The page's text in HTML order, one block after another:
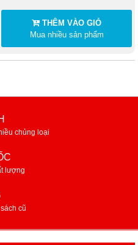
THÊM VÀO GIỎ
Mua nhiều sản phẩm
chủng loại
lượng
cũ